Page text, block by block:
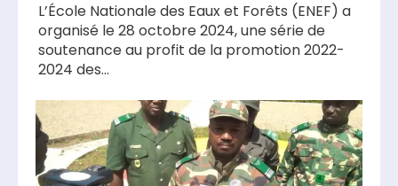
L’École Nationale des Eaux et Forêts (ENEF) a
organisé le 28 octobre 2024, une série de
soutenance au profit de la promotion 2022-
2024 des...